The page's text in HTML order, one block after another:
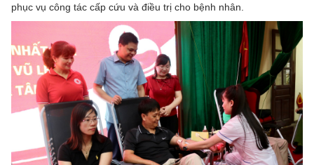
phục vụ công tác cấp cứu và điều trị cho bệnh nhân.